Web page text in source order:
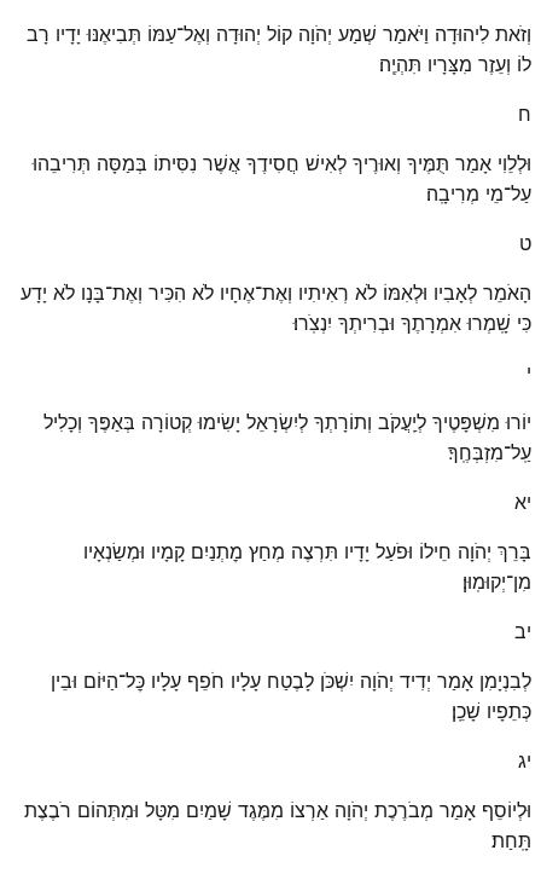
וְזֹאת לִיהוּדָה וַיֹּאמַר שְׁמַע יְהֹוָה קוֹל יְהוּדָה וְאֶל־עַמּוֹ תְּבִיאֶנּוּ יָדָיו רָב
לוֹ וְעֵזֶר מִצָּרָיו תִּהְיֶֽה׃
ח
וּלְלֵוִי אָמַר תֻּמֶּיךָ וְאוּרֶיךָ לְאִישׁ חֲסִידֶךָ אֲשֶׁר נִסִּיתוֹ בְּמַסָּה תְּרִיבֵהוּ
עַל־מֵי מְרִיבָֽה׃
ט
הָאֹמֵר לְאָבִיו וּלְאִמּוֹ לֹא רְאִיתִיו וְאֶת־אֶחָיו לֹא הִכִּיר וְאֶת־בָּנָו לֹא יָדָע
כִּי שָֽׁמְרוּ אִמְרָתֶךָ וּבְרִיתְךָ יִנְצֹֽרוּ׃
י
יוֹרוּ מִשְׁפָּטֶיךָ לְיַֽעֲקֹב וְתוֹרָתְךָ לְיִשְׂרָאֵל יָשִׂימוּ קְטוֹרָה בְּאַפֶּךָ וְכָלִיל
עַֽל־מִזְבְּחֶֽךָ׃
יא
בָּרֵךְ יְהֹוָה חֵילוֹ וּפֹעַל יָדָיו תִּרְצֶה מְחַץ מׇתְנַיִם קָמָיו וּמְשַׂנְאָיו
מִן־יְקוּמֽוּן׃
יב
לְבִנְיָמִן אָמַר יְדִיד יְהֹוָה יִשְׁכֹּן לָבֶטַח עָלָיו חֹפֵף עָלָיו כׇּל־הַיּוֹם וּבֵין
כְּתֵפָיו שָׁכֵֽן׃
יג
וּלְיוֹסֵף אָמַר מְבֹרֶכֶת יְהֹוָה אַרְצוֹ מִמֶּגֶד שָׁמַיִם מִטָּל וּמִתְּהוֹם רֹבֶצֶת
תָּֽחַת׃